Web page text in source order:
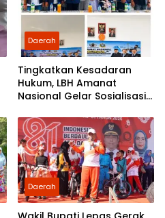
Daerah
Tingkatkan Kesadaran
Hukum, LBH Amanat
Nasional Gelar Sosialisasi
Morawa
Daerah